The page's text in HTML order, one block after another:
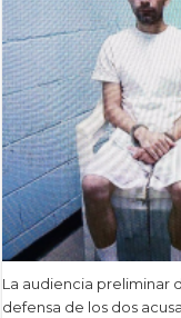
La audiencia preliminar
defensa de los dos